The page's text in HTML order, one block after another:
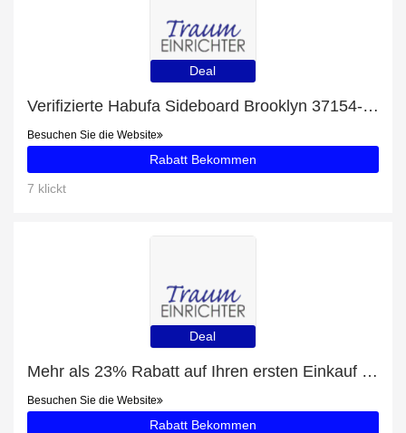
Deal
Verifizierte Habufa Sideboard Brooklyn 37154-Rabatte: 20% Rabatt
Besuchen Sie die Website
Rabatt Bekommen
7 klickt
Deal
Mehr als 23% Rabatt auf Ihren ersten Einkauf plus 5% Rabatt auf Habufa Highboard Brooklyn 37135
Besuchen Sie die Website
Rabatt Bekommen